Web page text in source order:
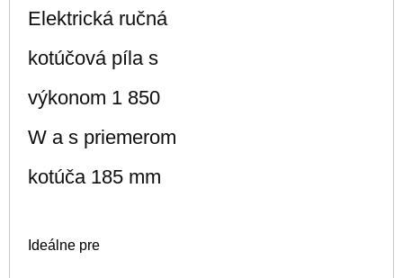
Elektrická ručná
kotúčová píla s
výkonom 1 850
W a s priemerom
kotúča 185 mm
Ideálne pre